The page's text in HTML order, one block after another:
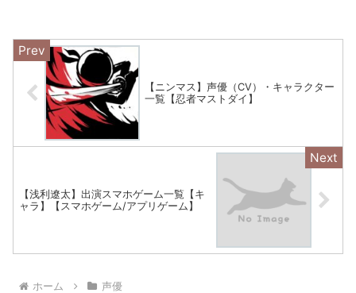
【ニンマス】声優（CV）・キャラクター
一覧【忍者マストダイ】
【浅利遼太】出演スマホゲーム一覧【キ
ャラ】【スマホゲーム/アプリゲーム】
ホーム 声優